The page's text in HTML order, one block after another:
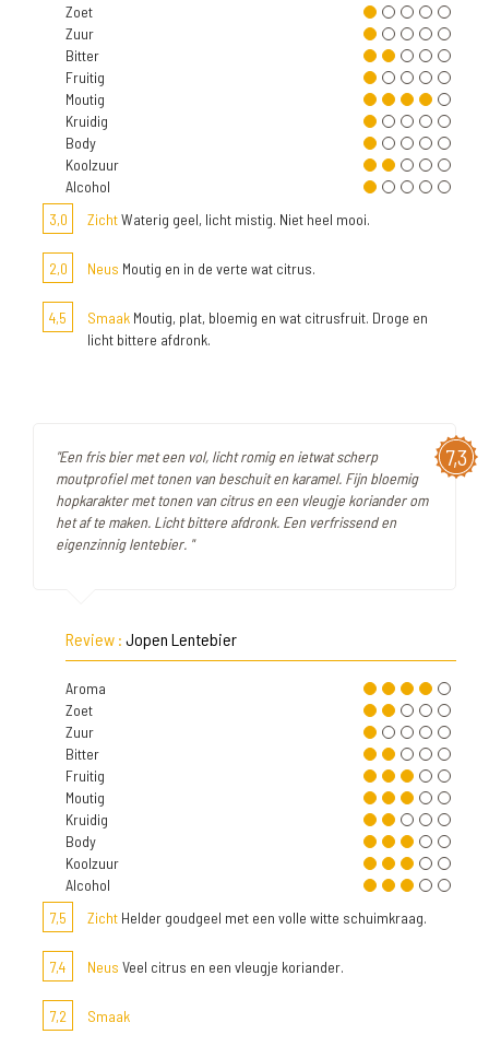
Zoet
Zuur
Bitter
Fruitig
Moutig
Kruidig
Body
Koolzuur
Alcohol
3,0
ZichtWaterig geel, licht mistig. Niet heel mooi.
2,0 Neus Moutig en in de verte wat citrus.
4,5 Smaak Moutig, plat, bloemig en wat citrusfruit. Droge en
licht bittere afdronk.
7,3
"Een fris bier met een vol, licht romig en ietwat scherp
moutprofiel met tonen van beschuit en karamel. Fijn bloemig
hopkarakter met tonen van citrus en een vleugje koriander om
het af te maken. Licht bittere afdronk. Een verfrissend en
eigenzinnig lentebier. "
Review : Jopen Lentebier
Aroma
Zoet
Zuur
Bitter
Fruitig
Moutig
Kruidig
Body
Koolzuur
Alcohol
7,5
Zicht Helder goudgeel met een volle witte schuimkraag.
7,4 Neus Veel citrus en een vleugje koriander.
7,2 Smaak